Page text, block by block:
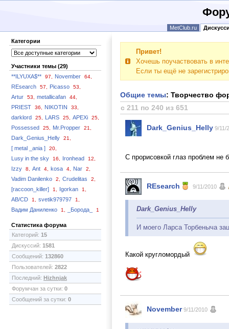
MetClub.ru
Категории
Участники темы (29)
**ILYUXA$**
97, November 64,
REsearch 57, Picasso 53,
Artur 53, metallicafan 44,
PRIEST 36, NIKOTIN 33,
darklord 25, LARS 25, APEXi 25,
Possessed 25, Mr.Propper 21,
Dark_Genius_Helly 21,
[ metal _ania ] 20,
Lusy in the sky 16, Ironhead 12,
Izzy 8, Ant 4, kosa 4, Nar 2,
Vadim Danilenko 2, Crudelitas 2,
[raccoon_killer] 1, Igorkan 1,
AB/CD 1, svetik979797 1,
Вадим Даниленко 1, _Борода_ 1
Статистика форума
Категорий: 15
Дискуссий: 1581
Сообщений: 132860
Пользователей: 2822
Последний: Hizhnjak
Форумчан за сутки: 0
Сообщений за сутки: 0
Привет!
Хочешь поучаствовать в
Если ты ещё не
Общие темы: Творчество
с 211 по 240 из 651
Dark_Genius_Helly 9/11/
С прорисовкой глаз проблем не
REsearch 9/11/2010
Dark_Genius_Helly
И моего Ларса Торбеныча
Какой кругломордый
November 9/11/2010